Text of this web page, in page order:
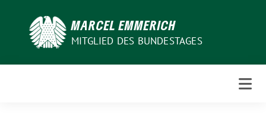
MARCEL EMMERICH
MITGLIED DES BUNDESTAGES